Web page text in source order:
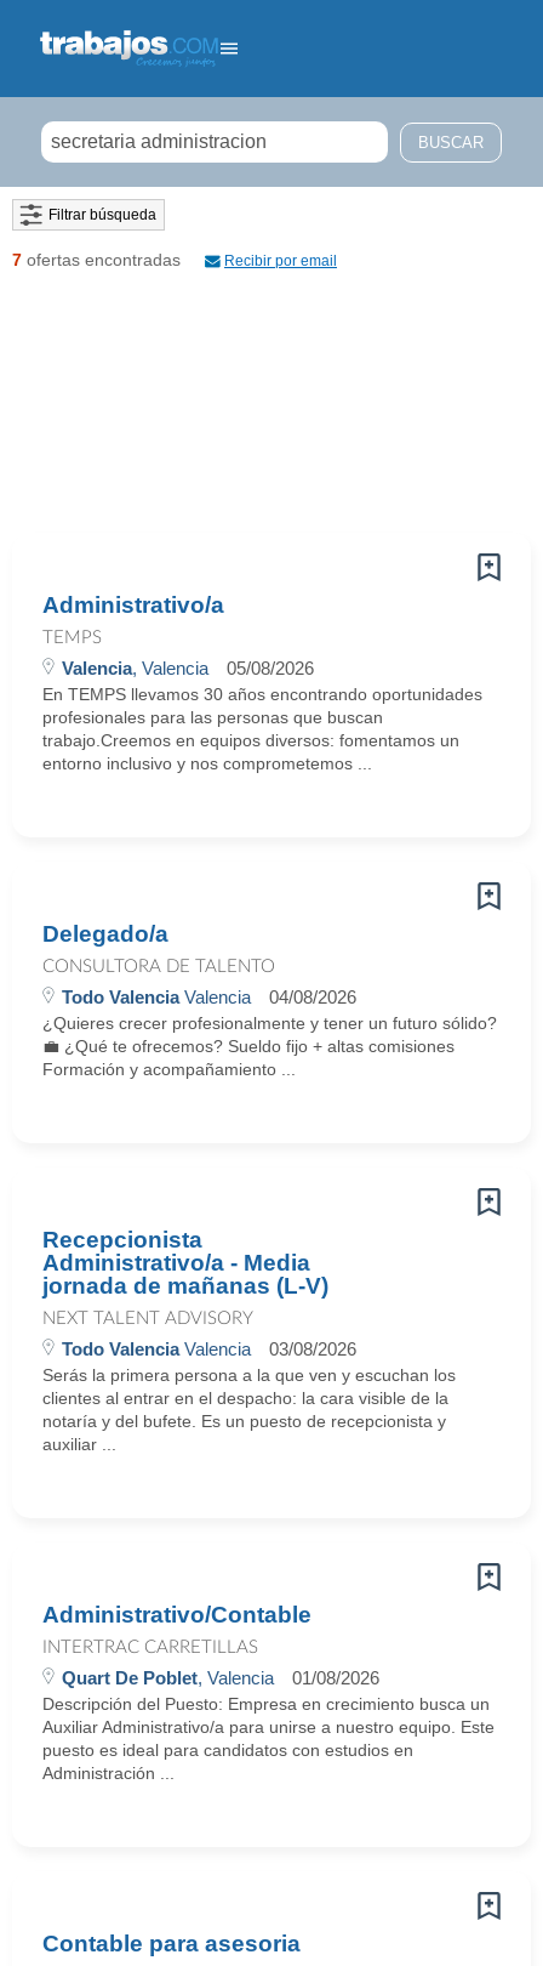
Filtrar búsqueda
7 ofertas encontradas Recibir por email
Administrativo/a
TEMPS
Valencia, Valencia 05/08/2026
En TEMPS llevamos 30 años encontrando oportunidades
profesionales para las personas que buscan
trabajo.Creemos en equipos diversos: fomentamos un
entorno inclusivo y nos comprometemos ...
Delegado/a
CONSULTORA DE TALENTO
Todo ValenciaValencia 04/08/2026
¿Quieres crecer profesionalmente y tener un futuro sólido?
💼 ¿Qué te ofrecemos? Sueldo fijo + altas comisiones
Formación y acompañamiento ...
Recepcionista
Administrativo/a - Media
jornada de mañanas (L-V)
NEXT TALENT ADVISORY
Todo ValenciaValencia 03/08/2026
Serás la primera persona a la que ven y escuchan los
clientes al entrar en el despacho: la cara visible de la
notaría y del bufete. Es un puesto de recepcionista y
auxiliar ...
Administrativo/Contable
INTERTRAC CARRETILLAS
Quart De Poblet, Valencia 01/08/2026
Descripción del Puesto: Empresa en crecimiento busca un
Auxiliar Administrativo/a para unirse a nuestro equipo. Este
puesto es ideal para candidatos con estudios en
Administración ...
Contable para asesoria